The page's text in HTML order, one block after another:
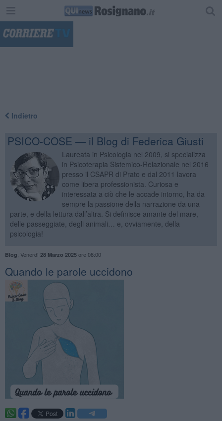
Indietro
PSICO-COSE — il Blog di Federica Giusti
Laureata in Psicologia nel 2009, si specializza
in Psicoterapia Sistemico-Relazionale nel 2016
presso il CSAPR di Prato e dal 2011 lavora
come libera professionista. Curiosa e
interessata a ciò che le accade intorno, ha da
sempre la passione della narrazione da una
parte, e della lettura dall’altra. Si definisce amante del mare,
delle passeggiate, degli animali… e, ovviamente, della
psicologia!
Blog Venerdì 28 Marzo 2025ore 08:00
​Quando le parole uccidono